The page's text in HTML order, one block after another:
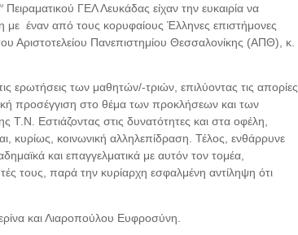
Πειραματικού ΓΕΛ Λευκάδας είχαν την ευκαιρία να
με έναν από τους κορυφαίους Έλληνες επιστήμονες
Αριστοτελείου Πανεπιστημίου Θεσσαλονίκης (ΑΠΘ), κ.
ερωτήσεις των μαθητών/-τριών, επιλύοντας τις απορίες
προσέγγιση στο θέμα των προκλήσεων και των
Εστιάζοντας στις δυνατότητες και στα οφέλη,
κυρίως, κοινωνική αλληλεπίδραση. Τέλος, ενθάρρυνε
και επαγγελματικά με αυτόν τον τομέα,
τους, παρά την κυρίαρχη εσφαλμένη αντίληψη ότι
και Λιαροπούλου Ευφροσύνη.